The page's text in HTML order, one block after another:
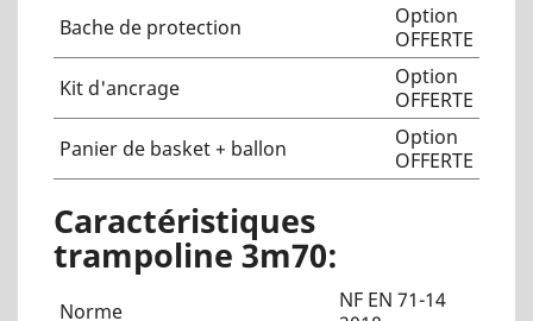
Bache de protection
Option
OFFERTE
Kit d'ancrage
Option
OFFERTE
Panier de basket + ballon
Option
OFFERTE
Caractéristiques
trampoline 3m70:
Norme
NF EN 71-14